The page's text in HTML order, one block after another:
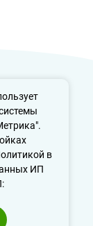
в
ИП